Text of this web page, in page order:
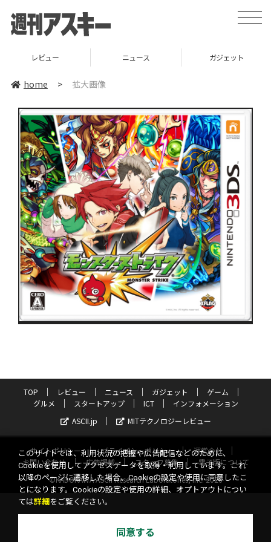
toggle
レビュー ニュース ガジェット
home > 拡大画像
TOP レビュー ニュース ガジェット
ゲーム
グルメ
スタートアップ ICT
インフォメーション
ASCII.jp
MITテクノロジーレビュー
サイトポリシー プライバシーポリシー
運営会社
お問い合わせ
広告掲載 スタッフ募集
電子版について
©KADOKAWA ASCII Research Laboratories, Inc. 2026
このサイトでは、利用状況の把握や広告配信などのために、
Cookieを使用してアクセスデータを取得・利用しています。これ
以降のページに遷移した場合、Cookieの設定や使用に同意したこ
とになります。Cookieの設定や使用の詳細、オプトアウトについ
ては詳細 をご覧ください。
同意する